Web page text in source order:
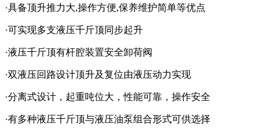
·具备顶升推力大,操作方便,保养维护简单等优点
·可实现多支液压千斤顶同步起升
·液压千斤顶有杆腔装置安全卸荷阀
·双液压回路设计顶升及复位由液压动力实现
·分离式设计，起重吨位大，性能可靠，操作安全
·有多种液压千斤顶与液压油泵组合形式可供选择